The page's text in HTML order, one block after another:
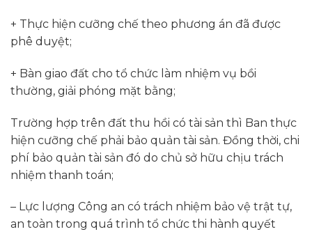
+ Thực hiện cưỡng chế theo phương án đã được
phê duyệt;
+ Bàn giao đất cho tổ chức làm nhiệm vụ bồi
thường, giải phóng mặt bằng;
Trường hợp trên đất thu hồi có tài sản thì Ban thực
hiện cưỡng chế phải bảo quản tài sản. Đồng thời, chi
phí bảo quản tài sản đó do chủ sở hữu chịu trách
nhiệm thanh toán;
– Lực lượng Công an có trách nhiệm bảo vệ trật tự,
an toàn trong quá trình tổ chức thi hành quyết